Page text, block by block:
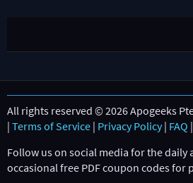
All rights reserved © 2026 Apogeeks
| Terms of Service | Privacy Policy| FAQ |
Follow us on social media for the daily
occasional free PDF coupon codes for